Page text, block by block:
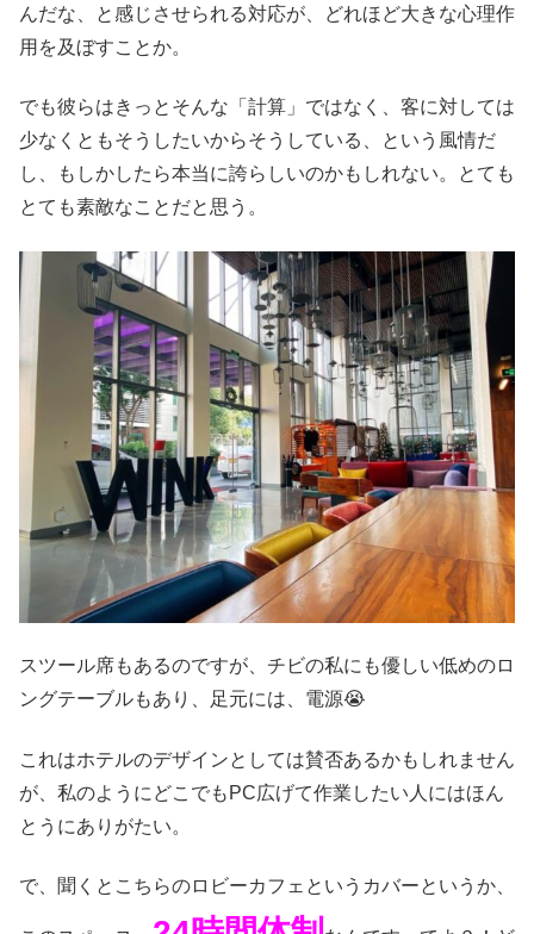
んだな、と感じさせられる対応が、どれほど大きな心理作
用を及ぼすことか。
でも彼らはきっとそんな「計算」ではなく、客に対しては
少なくともそうしたいからそうしている、という風情だ
し、もしかしたら本当に誇らしいのかもしれない。とても
とても素敵なことだと思う。
スツール席もあるのですが、チビの私にも優しい低めのロ
ングテーブルもあり、足元には、電源😭
これはホテルのデザインとしては賛否あるかもしれません
が、私のようにどこでもPC広げて作業したい人にはほん
とうにありがたい。
で、聞くとこちらのロビーカフェというカバーというか、